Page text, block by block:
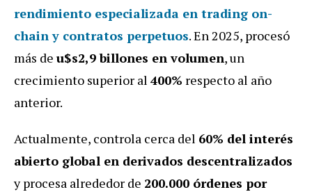
rendimiento especializada en trading on-
chain y contratos perpetuos. En 2025, procesó
más de u$s2,9 billones en volumen, un
crecimiento superior al 400% respecto al año
anterior.
Actualmente, controla cerca del 60% del interés
abierto global en derivados descentralizados
y procesa alrededor de 200.000 órdenes por